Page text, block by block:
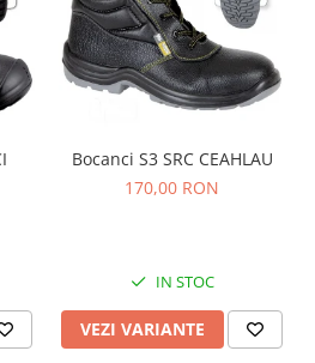
Bocanci S3 SRC CEAHLAU
170,00 RON
IN STOC
VEZI VARIANTE